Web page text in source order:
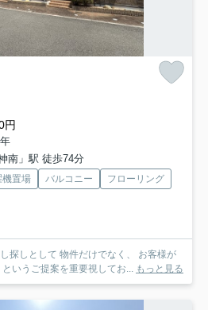
円
南」駅 徒歩74分
機置場 バルコニー
フローリング
探しとして 物件だけでなく、 お客様が
いうご提案を重要視してお... もっと見る